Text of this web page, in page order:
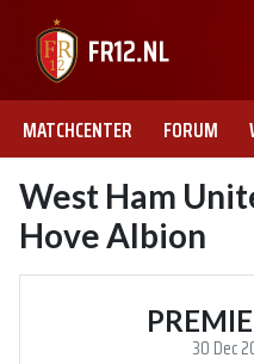
MATCHCENTER FORUM
West Ham
Hove Albion
30 Dec